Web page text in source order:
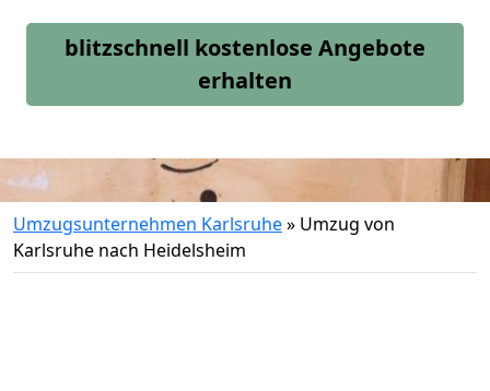
blitzschnell kostenlose Angebote
erhalten
Umzugsunternehmen Karlsruhe» Umzug von
Karlsruhe nach Heidelsheim